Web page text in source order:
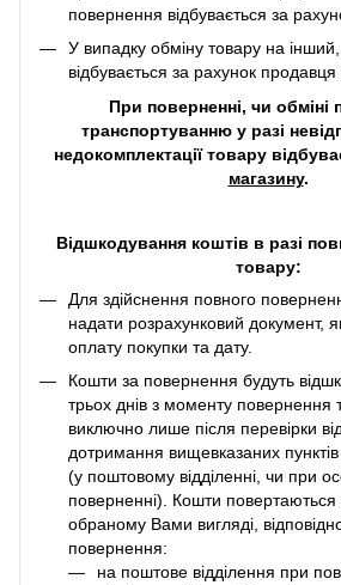
повернення відбувається за
У випадку обміну товару на
відбувається за рахунок
При поверненні, чи обміні
транспортуванню у разі
недокомплектації товару
магазину.
Відшкодування коштів в разі
товару:
Для здійснення повного
надати розрахунковий документ,
оплату покупки та дату.
Кошти за повернення будуть
трьох днів з моменту повернення
виключно лише після перевірки
дотримання вищевказаних пунктів
(у поштовому відділенні, чи при
поверненні). Кошти
обраному Вами вигляді,
повернення:
на поштове відділення при